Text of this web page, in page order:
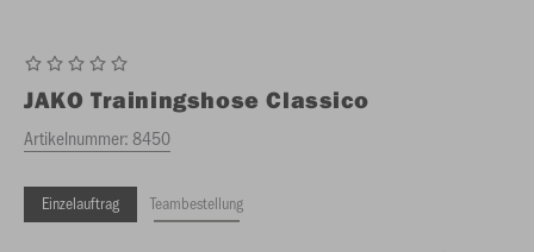
JAKO Trainingshose Classico
Artikelnummer:8450
Einzelauftrag Teambestellung